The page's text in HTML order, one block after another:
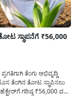
ಸ್ಥಾಪನೆಗೆ ₹56,000
ತೆಂಗು ಅಭಿವೃದ್ದಿ
ತೆಂಗಿನ ತೋಟ ಸ್ಥಾಪಿಸಲು
ಗರಿಷ್ಠ ₹56,000 ವರೆಗೆ